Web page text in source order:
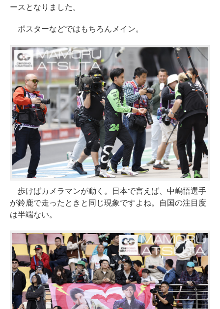
ースとなりました。
ポスターなどではもちろんメイン。
歩けばカメラマンが動く。日本で言えば、中嶋悟選手
が鈴鹿で走ったときと同じ現象ですよね。自国の注目度
は半端ない。